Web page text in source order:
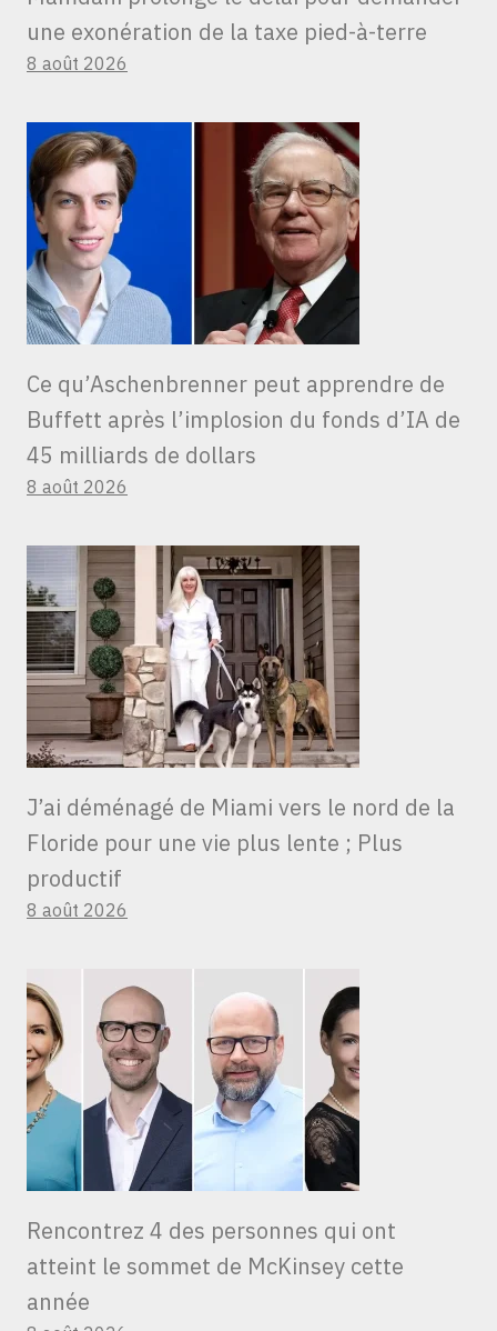
une exonération de la taxe pied-à-terre
8 août 2026
Ce qu’Aschenbrenner peut apprendre de
Buffett après l’implosion du fonds d’IA de
45 milliards de dollars
8 août 2026
J’ai déménagé de Miami vers le nord de la
Floride pour une vie plus lente ; Plus
productif
8 août 2026
Rencontrez 4 des personnes qui ont
atteint le sommet de McKinsey cette
année